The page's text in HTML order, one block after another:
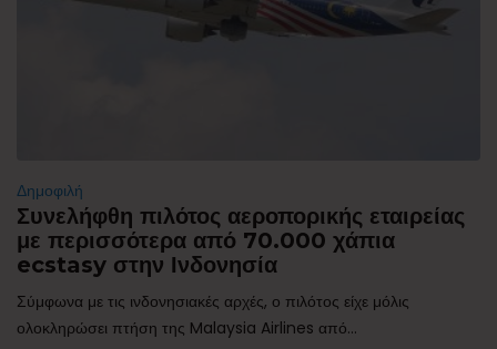
Δημοφιλή
Συνελήφθη πιλότος αεροπορικής εταιρείας
με περισσότερα από 70.000 χάπια
ecstasy στην Ινδονησία
Σύμφωνα με τις ινδονησιακές αρχές, ο πιλότος είχε μόλις
ολοκληρώσει πτήση της Malaysia Airlines από...